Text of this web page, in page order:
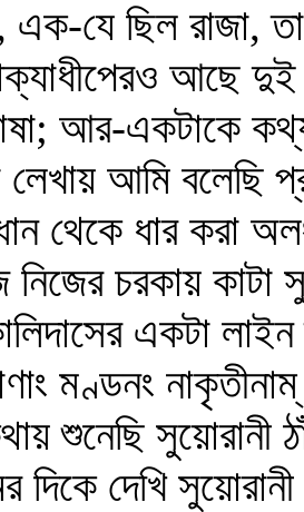
যে ছিল রাজা,
আছে
আর-একটাকে
আমি বলেছি
থেকে ধার করা
চরকায় কাটা
একটা
মণ্ডনং
শুনেছি সুয়োরানী
দিকে দেখি